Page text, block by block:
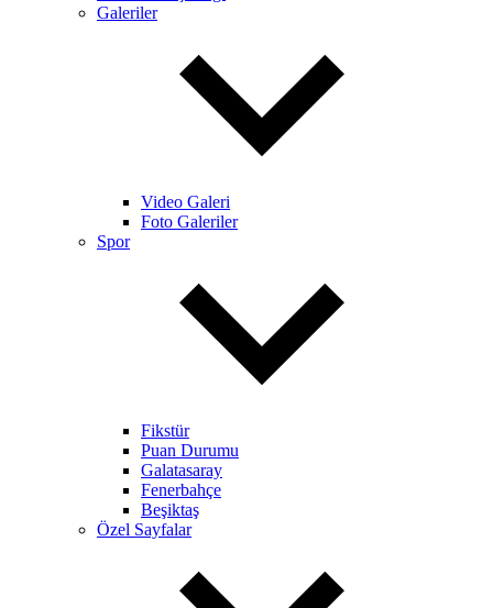
Galeriler
Video Galeri
Foto Galeriler
Spor
Fikstür
Puan Durumu
Galatasaray
Fenerbahçe
Beşiktaş
Özel Sayfalar